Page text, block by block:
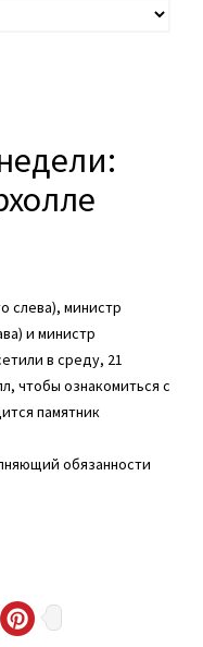
слева), министр
и министр
в среду, 21
чтобы ознакомиться с
памятник
обязанности